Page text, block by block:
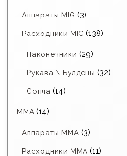
Аппараты MIG (3)
Расходники MIG (138)
Наконечники (29)
Рукава \ Булдены (32)
Сопла (14)
MMA (14)
Аппараты MMA (3)
Расходники ММА (11)